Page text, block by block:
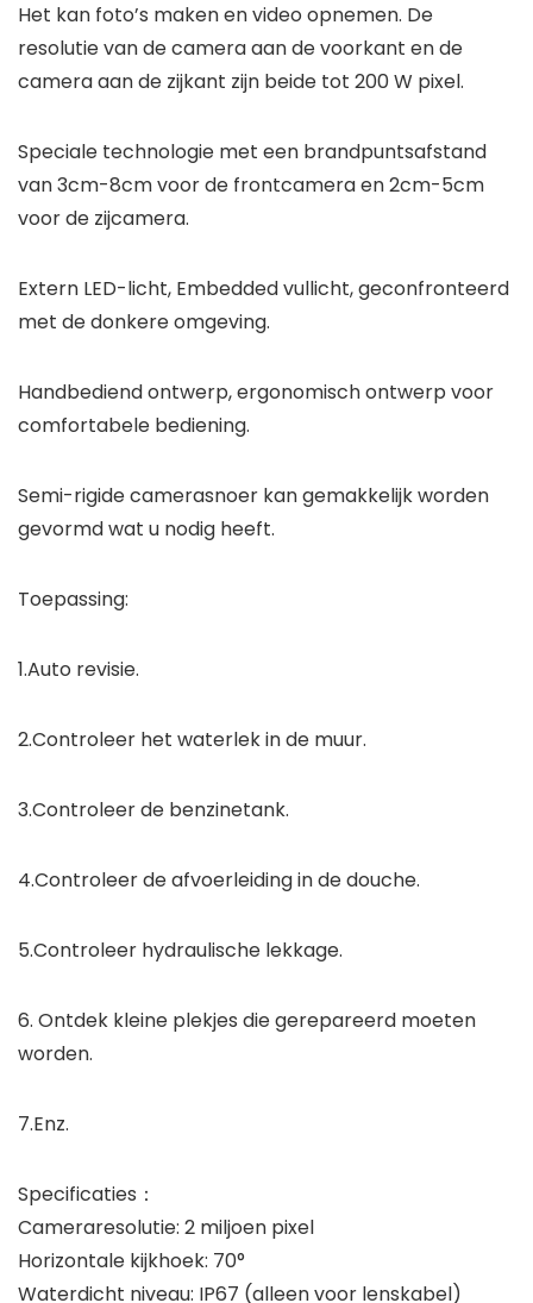
Het kan foto’s maken en video opnemen. De
resolutie van de camera aan de voorkant en de
camera aan de zijkant zijn beide tot 200 W pixel.
Speciale technologie met een brandpuntsafstand
van 3cm-8cm voor de frontcamera en 2cm-5cm
voor de zijcamera.
Extern LED-licht, Embedded vullicht, geconfronteerd
met de donkere omgeving.
Handbediend ontwerp, ergonomisch ontwerp voor
comfortabele bediening.
Semi-rigide camerasnoer kan gemakkelijk worden
gevormd wat u nodig heeft.
Toepassing:
1.Auto revisie.
2.Controleer het waterlek in de muur.
3.Controleer de benzinetank.
4.Controleer de afvoerleiding in de douche.
5.Controleer hydraulische lekkage.
6. Ontdek kleine plekjes die gerepareerd moeten
worden.
7.Enz.
Specificaties：
Cameraresolutie: 2 miljoen pixel
Horizontale kijkhoek: 70°
Waterdicht niveau: IP67 (alleen voor lenskabel)